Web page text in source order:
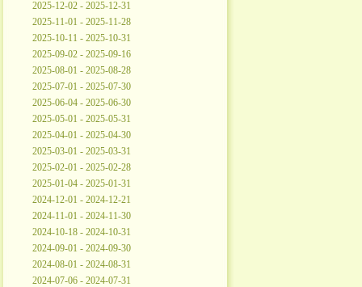
2025-12-02 - 2025-12-31
2025-11-01 - 2025-11-28
2025-10-11 - 2025-10-31
2025-09-02 - 2025-09-16
2025-08-01 - 2025-08-28
2025-07-01 - 2025-07-30
2025-06-04 - 2025-06-30
2025-05-01 - 2025-05-31
2025-04-01 - 2025-04-30
2025-03-01 - 2025-03-31
2025-02-01 - 2025-02-28
2025-01-04 - 2025-01-31
2024-12-01 - 2024-12-21
2024-11-01 - 2024-11-30
2024-10-18 - 2024-10-31
2024-09-01 - 2024-09-30
2024-08-01 - 2024-08-31
2024-07-06 - 2024-07-31